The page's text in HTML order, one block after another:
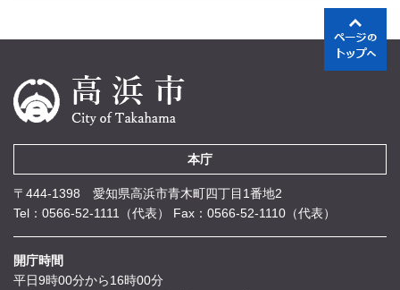
本庁
〒444-1398 愛知県高浜市青木町四丁目1番地2
Tel：0566-52-1111（代表）
Fax：0566-52-1110（代表）
開庁時間
平日9時00分から16時00分